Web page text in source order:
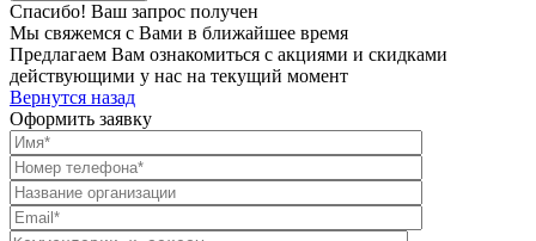
Спасибо! Ваш запрос получен
Мы свяжемся с Вами в ближайшее время
Предлагаем Вам ознакомиться с акциями и скидками
действующими у нас на текущий момент
Вернутся назад
Оформить заявку